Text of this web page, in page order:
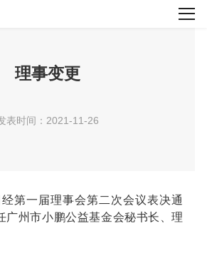
理事变更
表时间：2021-11-26
第一届理事会第二次会议表决通
广州市小鹏公益基金会秘书长、理